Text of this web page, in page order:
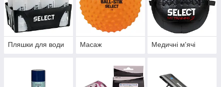
Пляшки для води Масаж Медичні м'ячі